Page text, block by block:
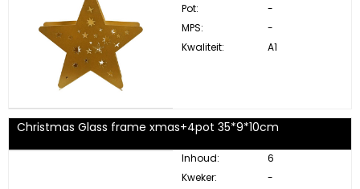
Pot:
-
MPS:
-
Kwaliteit:
A1
Christmas Glass frame xmas+4pot 35*9*10cm
Inhoud:
6
Kweker:
-